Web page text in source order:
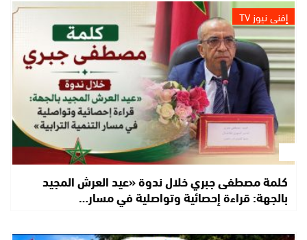
إفني نيوز TV
كلمة مصطفى جبري خلال ندوة «عيد العرش المجيد
بالجهة: قراءة إحصائية وتواصلية في مسار…